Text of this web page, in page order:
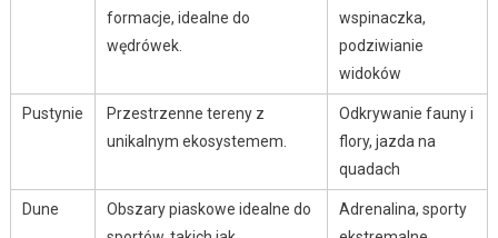
formacje, idealne do
wędrówek.
wspinaczka,
podziwianie
widoków
Pustynie
Przestrzenne tereny z
unikalnym ekosystemem.
Odkrywanie fauny i
flory, jazda na
quadach
Dune
Obszary piaskowe idealne do
Adrenalina, sporty